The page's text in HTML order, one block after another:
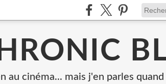
au cinéma... mais j'en parles